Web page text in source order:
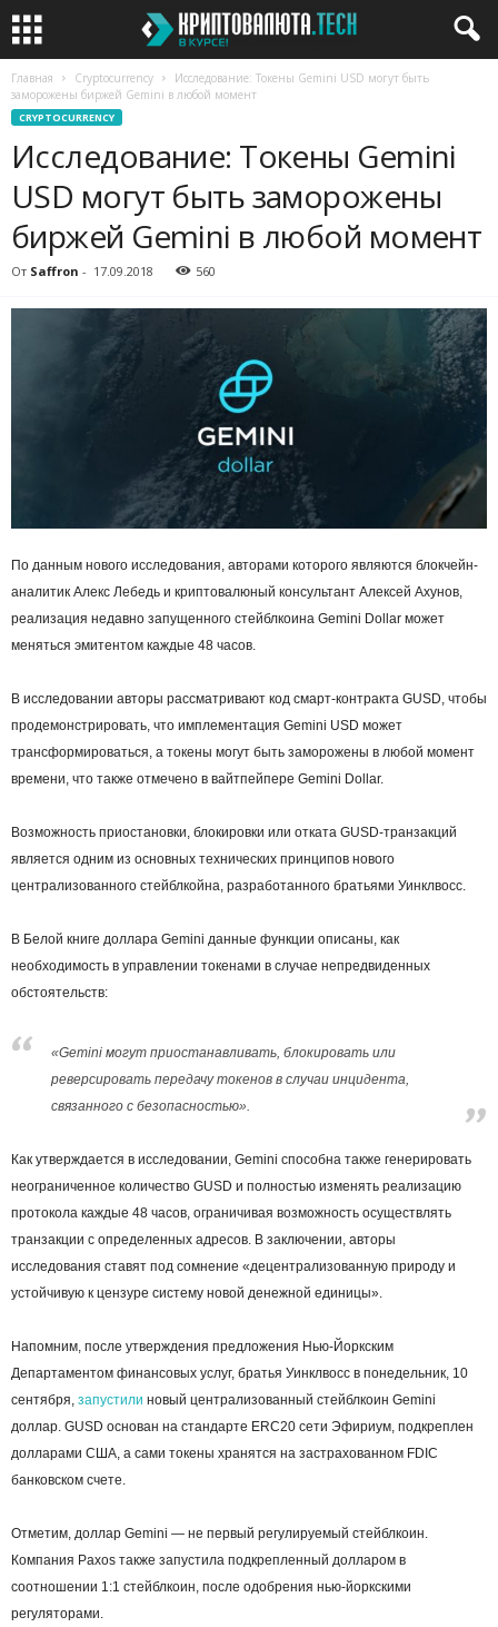
Главная Cryptocurrency
Исследование: Токены Gemini USD могут быть
заморожены биржей Gemini в любой момент
CRYPTOCURRENCY
Исследование: Токены Gemini
USD могут быть заморожены
биржей Gemini в любой момент
От Saffron - 17.09.2018 560
По данным нового исследования, авторами которого являются блокчейн-
аналитик Алекс Лебедь и криптовалюный консультант Алексей Ахунов,
реализация недавно запущенного стейблкоина Gemini Dollar может
меняться эмитентом каждые 48 часов.
В исследовании авторы рассматривают код смарт-контракта GUSD, чтобы
продемонстрировать, что имплементация Gemini USD может
трансформироваться, а токены могут быть заморожены в любой момент
времени, что также отмечено в вайтпейпере Gemini Dollar.
Возможность приостановки, блокировки или отката GUSD-транзакций
является одним из основных технических принципов нового
централизованного стейблкойна, разработанного братьями Уинклвосс.
В Белой книге доллара Gemini данные функции описаны, как
необходимость в управлении токенами в случае непредвиденных
обстоятельств:
«Gemini могут приостанавливать, блокировать или
реверсировать передачу токенов в случаи инцидента,
связанного с безопасностью».
Как утверждается в исследовании, Gemini способна также генерировать
неограниченное количество GUSD и полностью изменять реализацию
протокола каждые 48 часов, ограничивая возможность осуществлять
транзакции с определенных адресов. В заключении, авторы
исследования ставят под сомнение «децентрализованную природу и
устойчивую к цензуре систему новой денежной единицы».
Напомним, после утверждения предложения Нью-Йоркским
Департаментом финансовых услуг, братья Уинклвосс в понедельник, 10
сентября, запустили новый централизованный стейблкоин Gemini
доллар. GUSD основан на стандарте ERC20 сети Эфириум, подкреплен
долларами США, а сами токены хранятся на застрахованном FDIC
банковском счете.
Отметим, доллар Gemini — не первый регулируемый стейблкоин.
Компания Paxos также запустила подкрепленный долларом в
соотношении 1:1 стейблкоин, после одобрения нью-йоркскими
регуляторами.